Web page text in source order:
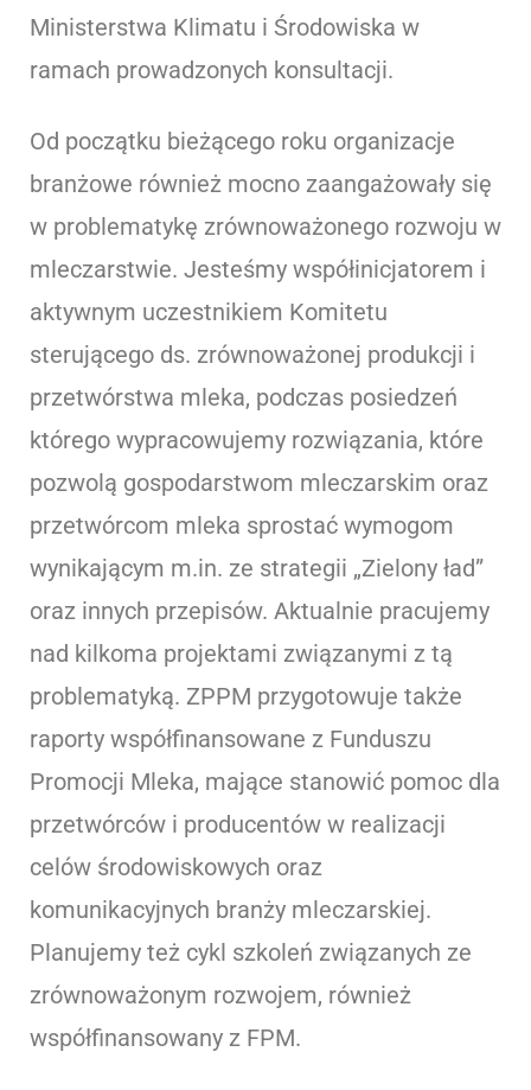
Ministerstwa Klimatu i Środowiska w
ramach prowadzonych konsultacji.
Od początku bieżącego roku organizacje
branżowe również mocno zaangażowały się
w problematykę zrównoważonego rozwoju w
mleczarstwie. Jesteśmy współinicjatorem i
aktywnym uczestnikiem Komitetu
sterującego ds. zrównoważonej produkcji i
przetwórstwa mleka, podczas posiedzeń
którego wypracowujemy rozwiązania, które
pozwolą gospodarstwom mleczarskim oraz
przetwórcom mleka sprostać wymogom
wynikającym m.in. ze strategii „Zielony ład”
oraz innych przepisów. Aktualnie pracujemy
nad kilkoma projektami związanymi z tą
problematyką. ZPPM przygotowuje także
raporty współfinansowane z Funduszu
Promocji Mleka, mające stanowić pomoc dla
przetwórców i producentów w realizacji
celów środowiskowych oraz
komunikacyjnych branży mleczarskiej.
Planujemy też cykl szkoleń związanych ze
zrównoważonym rozwojem, również
współfinansowany z FPM.